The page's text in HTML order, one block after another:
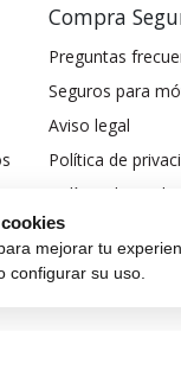
Compra
Preguntas
Seguros para
Aviso legal
Política de
Política de cookies
mejorar tu
configurar su uso.